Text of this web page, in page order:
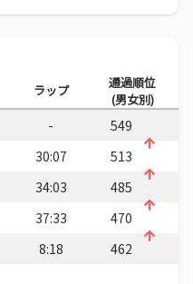
ラップ
通過順位
(男女別)
-
549
30:07
513
34:03
485
37:33
470
8:18 462